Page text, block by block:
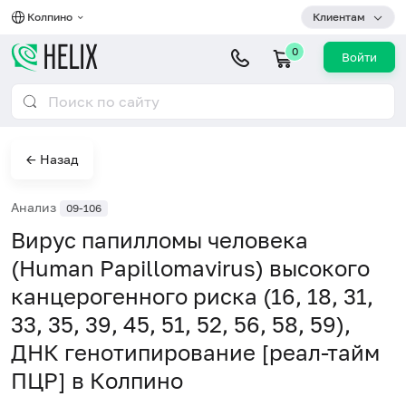
Колпино Клиентам
0 Войти
← Назад
Анализ 09-106
Вирус папилломы человека
(Human Papillomavirus) высокого
канцерогенного риска (16, 18, 31,
33, 35, 39, 45, 51, 52, 56, 58, 59),
ДНК генотипирование [реал-тайм
ПЦР] в Колпино